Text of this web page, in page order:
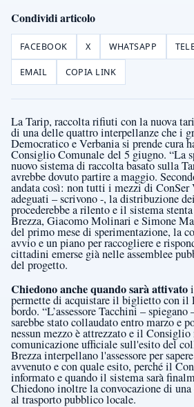
Condividi articolo
FACEBOOK X WHATSAPP
EMAIL COPIA LINK
La Tarip, raccolta rifiuti con la nuova
di una delle quattro interpellanze che i
Democratico e Verbania si prende cura
Consiglio Comunale del 5 giugno. “La
nuovo sistema di raccolta basato sulla
avrebbe dovuto partire a maggio.
andata così: non tutti i mezzi di ConSer
adeguati – scrivono -, la distribuzione
procederebbe a rilento e il sistema
Brezza, Giacomo Molinari e Simone
del primo mese di sperimentazione, la
avvio e un piano per raccogliere e
cittadini emerse già nelle assemblee
del progetto.
Chiedono anche quando sarà attivato
permette di acquistare il biglietto con il
bordo. “L’assessore Tacchini –
sarebbe stato collaudato entro marzo e
nessun mezzo è attrezzato e il
comunicazione ufficiale sull'esito del
Brezza interpellano l'assessore per
avvenuto e con quale esito, perché il
informato e quando il sistema sarà
Chiedono inoltre la convocazione di
al trasporto pubblico locale.